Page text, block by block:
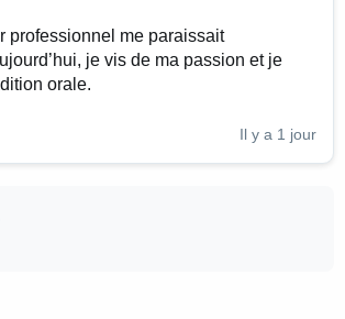
professionnel me paraissait
je vis de ma passion et je
orale.
Il y a 1 jour